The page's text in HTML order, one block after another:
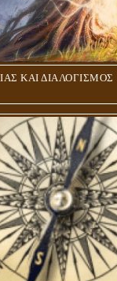
ΚΑΙ ΔΙΑΛΟΓΙΣΜΟΣ
ΑΡΠΑΓΗ: